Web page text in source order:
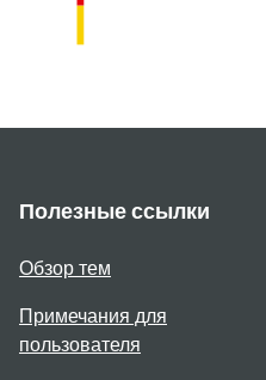
Полезные ссылки
Обзор тем
Примечания для
пользователя